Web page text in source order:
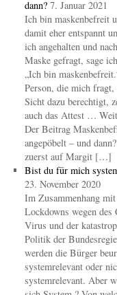
dann? 7. Januar 2021
Ich bin maskenbefreit
damit eher entspannt
ich angehalten und
Maske gefragt, sage
„Ich bin
Person, die mich fragt,
Sicht dazu berechtigt,
auch das Attest …
Der Beitrag
angepöbelt – und
zuerst auf Margit […]
Bist du für mich
23. November 2020
Im Zusammenhang mit
Lockdowns wegen des
Virus und der
Politik der
werden die Bürger
systemrelevant oder
systemrelevant. Aber